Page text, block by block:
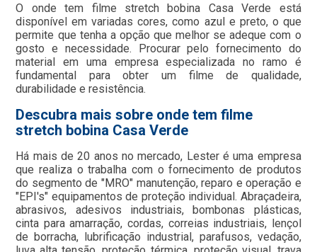
O onde tem filme stretch bobina Casa Verde está
disponível em variadas cores, como azul e preto, o que
permite que tenha a opção que melhor se adeque com o
gosto e necessidade. Procurar pelo fornecimento do
material em uma empresa especializada no ramo é
fundamental para obter um filme de qualidade,
durabilidade e resistência.
Descubra mais sobre onde tem filme
stretch bobina Casa Verde
Há mais de 20 anos no mercado, Lester é uma empresa
que realiza o trabalha com o fornecimento de produtos
do segmento de "MRO" manutenção, reparo e operação e
"EPI's" equipamentos de proteção individual. Abraçadeira,
abrasivos, adesivos industriais, bombonas plásticas,
cinta para amarração, cordas, correias industriais, lençol
de borracha, lubrificação industrial, parafusos, vedação,